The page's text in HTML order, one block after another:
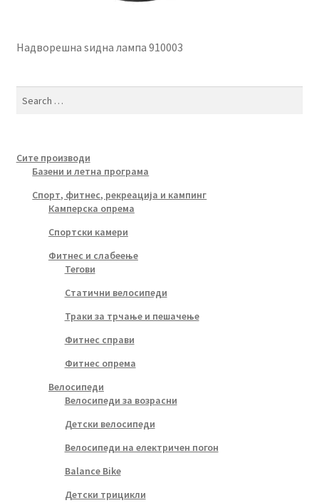
Надворешна ѕидна лампа 910003
Сите производи
Базени и летна програма
Спорт, фитнес, рекреација и кампинг
Камперска опрема
Спортски камери
Фитнес и слабеење
Тегови
Статични велосипеди
Траки за трчање и пешачење
Фитнес справи
Фитнес опрема
Велосипеди
Велосипеди за возрасни
Детски велосипеди
Велосипеди на електричен погон
Balance Bike
Детски трицикли